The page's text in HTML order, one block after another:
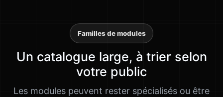
Familles de modules
Un catalogue large, à trier selon
votre public
Les modules peuvent rester spécialisés ou être